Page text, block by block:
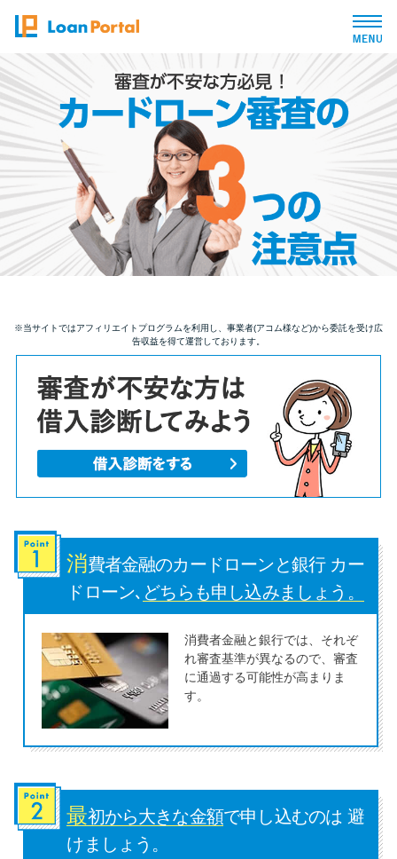
トップページ
おすすめコンテンツ
総合人気ランキング
とにかくすぐ借りたい方向け
審査が不安な方向け
便利なコンテンツ
カードローン診断
特集ページ
リボ払いをそのまま払いきると
損！
カードローンの見直しで40万円
得した話
ードローン
特集ページ一覧
※当サイトではアフィリエイトプログラムを利用し、事業者(アコム様など)から委託を受け広
告収益を得て運営しております。
消費者金融のカードローンと銀行 カー
ドローン､ どちらも申し込みましょう。
消費者金融と銀行では、それぞ
れ審査基準が異なるので、審査
に通過する可能性が高まりま
す。
最初から大きな金額で申し込むのは 避
けましょう。